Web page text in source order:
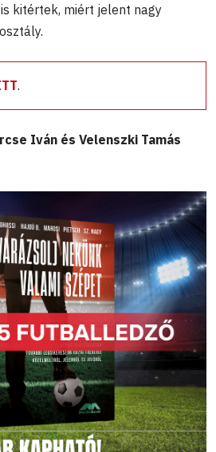
kitértek, miért jelent nagy
.
Iván és Velenszki Tamás